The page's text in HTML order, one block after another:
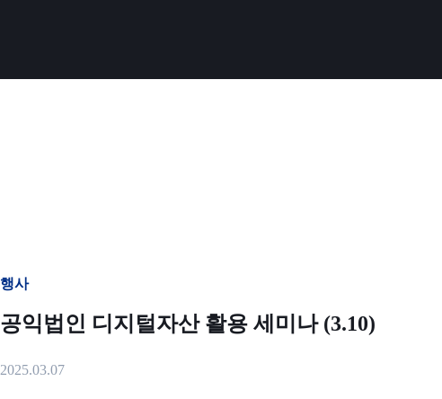
행사
공익법인 디지털자산 활용 세미나 (3.10)
2025.03.07